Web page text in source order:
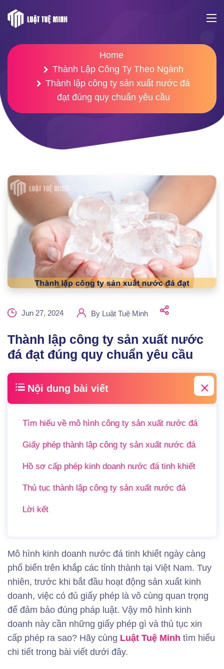
Home
Thành Lập Công Ty Theo Ngành
Thành lập công ty sản xuất nước đá
đạt đúng quy chuẩn yêu cầu
Jun 27, 2024 By Luật Tuệ Minh
Thành lập công ty sản xuất nước
đá đạt đúng quy chuẩn yêu cầu
Nội dung bài viết
Tìm hiểu về mô hình công ty sản xuất nước đá
Giấy phép thành lập công ty sản xuất nước đá
Hồ sơ cấp phép kinh doanh nước đá tinh khiết
Thủ tục thành lập công ty sản xuất nước đá
Lời kết
Mô hình kinh doanh nước đá tinh khiết ngày càng
phổ biến trên khắp các tỉnh thành tại Việt Nam. Tuy
nhiên, trước khi bắt đầu hoạt động sản xuất kinh
doanh, việc có đủ giấy phép là vô cùng quan trọng
để đảm bảo đúng pháp luật. Vậy mô hình kinh
doanh này cần những giấy phép gì và thủ tục xin
cấp phép ra sao? Hãy cùng Luật Tuệ Minh tìm hiểu
chi tiết trong bài viết dưới đây.